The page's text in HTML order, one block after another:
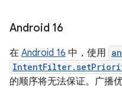
Android 16
在 Android 16 中，使用
的顺序将无法保证。广播